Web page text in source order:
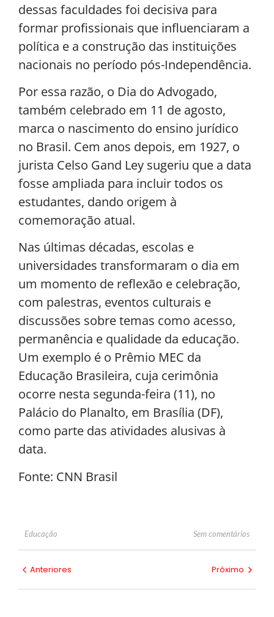
dessas faculdades foi decisiva para
formar profissionais que influenciaram a
política e a construção das instituições
nacionais no período pós-Independência.
Por essa razão, o Dia do Advogado,
também celebrado em 11 de agosto,
marca o nascimento do ensino jurídico
no Brasil. Cem anos depois, em 1927, o
jurista Celso Gand Ley sugeriu que a data
fosse ampliada para incluir todos os
estudantes, dando origem à
comemoração atual.
Nas últimas décadas, escolas e
universidades transformaram o dia em
um momento de reflexão e celebração,
com palestras, eventos culturais e
discussões sobre temas como acesso,
permanência e qualidade da educação.
Um exemplo é o Prêmio MEC da
Educação Brasileira, cuja cerimônia
ocorre nesta segunda-feira (11), no
Palácio do Planalto, em Brasília (DF),
como parte das atividades alusivas à
data.
Fonte: CNN Brasil
Educação Sem comentários
Anteriores Próximo